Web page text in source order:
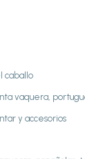
caballo
vaquera,
y accesorios